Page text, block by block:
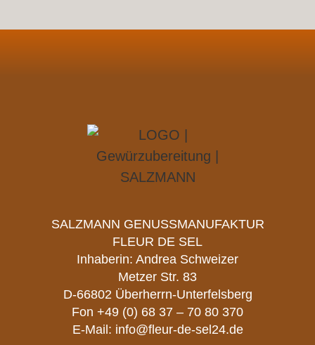
SALZMANN GENUSSMANUFAKTUR
FLEUR DE SEL
Inhaberin: Andrea Schweizer
Metzer Str. 83
D-66802 Überherrn-Unterfelsberg
Fon +49 (0) 68 37 – 70 80 370
E-Mail: info@fleur-de-sel24.de